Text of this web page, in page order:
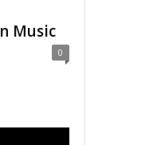
Music
0